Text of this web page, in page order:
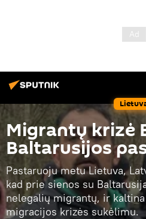
Migrantų krizė
Baltarusijos
Pastaruoju metu Lietuva,
kad prie sienos su
nelegalių migrantų, ir
migracijos krizės sukėlimu.